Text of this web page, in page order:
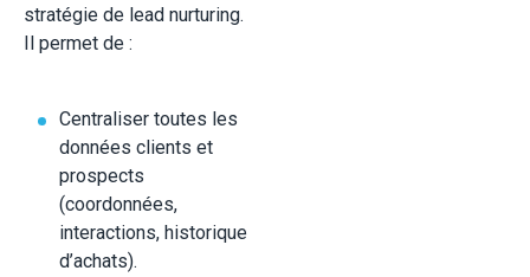
stratégie de lead nurturing.
Il permet de :
Centraliser toutes les
données clients et
prospects
(coordonnées,
interactions, historique
d’achats).